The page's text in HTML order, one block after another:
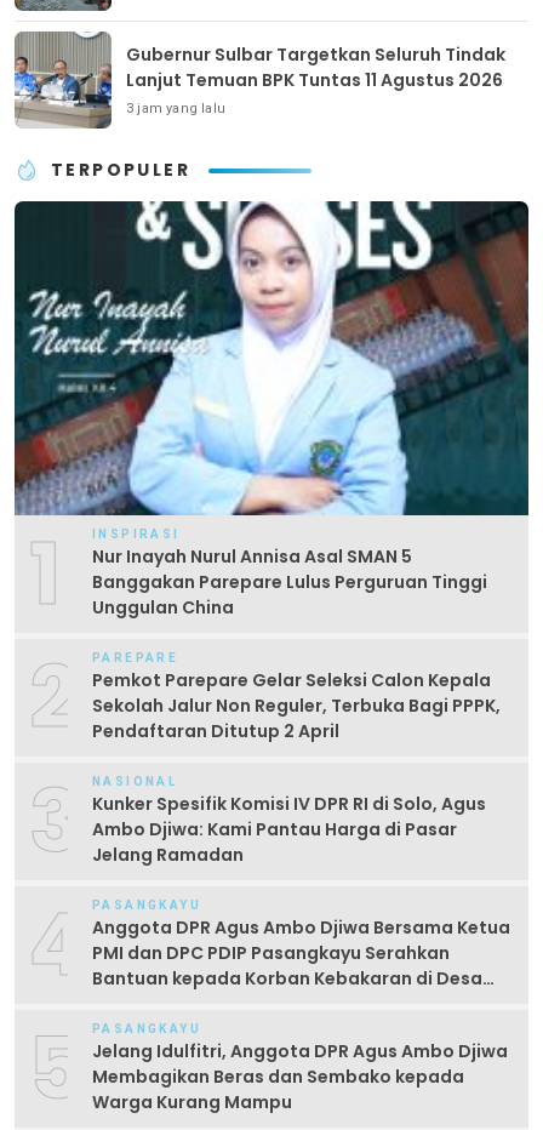
Gubernur Sulbar Targetkan Seluruh Tindak
Lanjut Temuan BPK Tuntas 11 Agustus 2026
3 jam yang lalu
TERPOPULER
1 INSPIRASI
Nur Inayah Nurul Annisa Asal SMAN 5
Banggakan Parepare Lulus Perguruan Tinggi
Unggulan China
2 PAREPARE
Pemkot Parepare Gelar Seleksi Calon Kepala
Sekolah Jalur Non Reguler, Terbuka Bagi PPPK,
Pendaftaran Ditutup 2 April
3 NASIONAL
Kunker Spesifik Komisi IV DPR RI di Solo, Agus
Ambo Djiwa: Kami Pantau Harga di Pasar
Jelang Ramadan
4 PASANGKAYU
Anggota DPR Agus Ambo Djiwa Bersama Ketua
PMI dan DPC PDIP Pasangkayu Serahkan
Bantuan kepada Korban Kebakaran di Desa
5 PASANGKAYU
Jelang Idulfitri, Anggota DPR Agus Ambo Djiwa
Membagikan Beras dan Sembako kepada
Warga Kurang Mampu